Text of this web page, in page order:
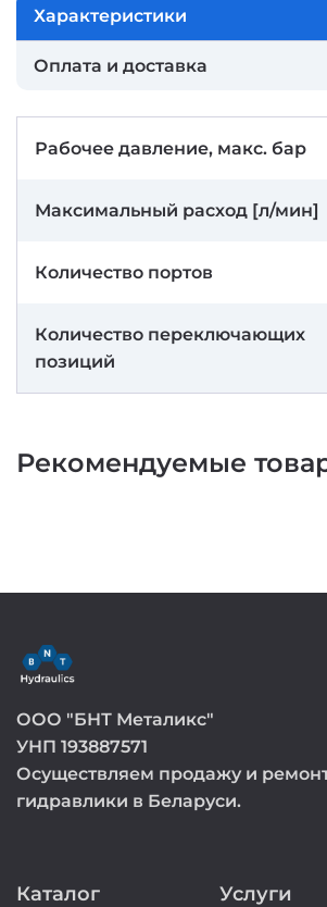
Характеристики
Оплата и доставка
Рабочее давление, макс. бар
Максимальный расход [л/мин]
Количество портов
Количество переключающих
позиций
Рекомендуемые
ООО "БНТ Металикс"
УНП 193887571
Осуществляем продажу и
гидравлики в Беларуси.
Каталог Услуги